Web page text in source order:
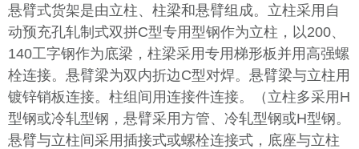
悬臂式货架是由立柱、柱梁和悬臂组成。立柱采用自
动预充孔轧制式双拼C型专用型钢作为立柱，以200、
140工字钢作为底梁，柱梁采用专用梯形板并用高强螺
栓连接。悬臂梁为双内折边C型对焊。悬臂梁与立柱用
镀锌销板连接。柱组间用连接件连接。（立柱多采用H
型钢或冷轧型钢，悬臂采用方管、冷轧型钢或H型钢。
悬臂与立柱间采用插接式或螺栓连接式，底座与立柱